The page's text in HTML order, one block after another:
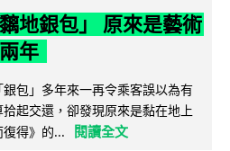
地銀包」 原來是藝術
年
包」多年來一再令乘客誤以為有
起交還，卻發現原來是黏在地上
得》的...
閱讀全文